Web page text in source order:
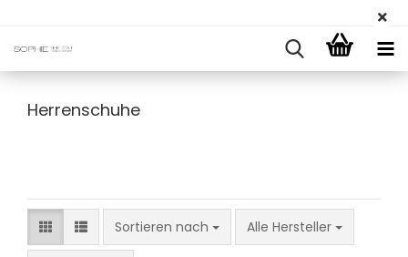
Herrenschuhe
Sortieren nach
Sortieren nach Alle Hersteller